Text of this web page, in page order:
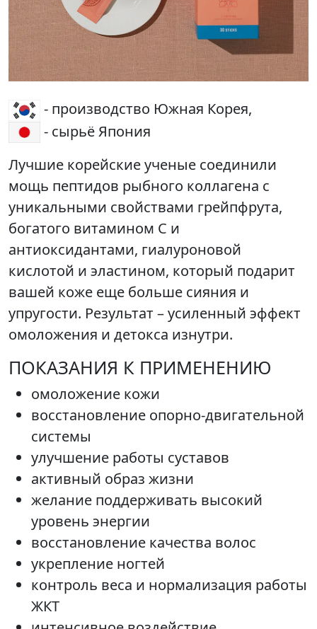
- производство Южная Корея,
- сырьё Япония
Лучшие корейские ученые соединили
мощь пептидов рыбного коллагена с
уникальными свойствами грейпфрута,
богатого витамином С и
антиоксидантами, гиалуроновой
кислотой и эластином, который подарит
вашей коже еще больше сияния и
упругости. Результат – усиленный эффект
омоложения и детокса изнутри.
ПОКАЗАНИЯ К ПРИМЕНЕНИЮ
омоложение кожи
восстановление опорно-двигательной
системы
улучшение работы суставов
активный образ жизни
желание поддерживать высокий
уровень энергии
восстановление качества волос
укрепление ногтей
контроль веса и нормализация работы
ЖКТ